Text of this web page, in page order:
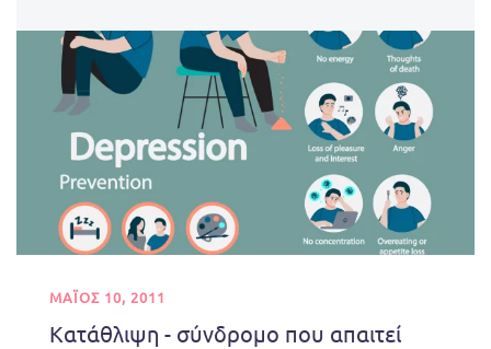
ΜΑΪΟΣ 10, 2011
Κατάθλιψη - σύνδρομο που απαιτεί